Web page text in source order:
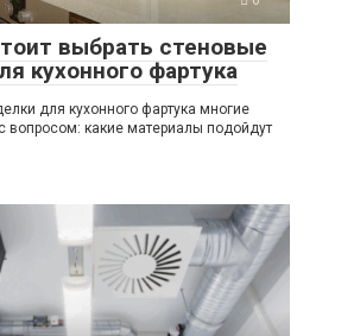
выбрать стеновые
кухонного фартука
для кухонного фартука многие
вопросом: какие материалы подойдут